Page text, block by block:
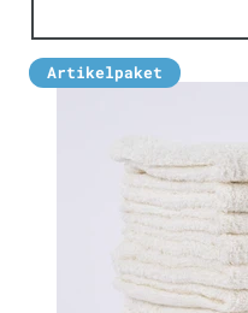
Artikelpaket